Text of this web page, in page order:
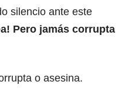
silencio ante este
Pero jamás corrupta
o asesina.